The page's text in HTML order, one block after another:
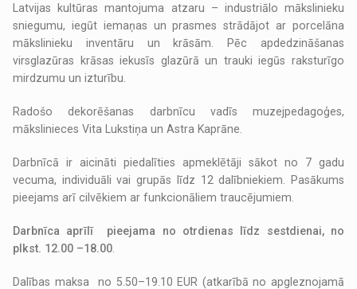
Latvijas kultūras mantojuma atzaru – industriālo mākslinieku
sniegumu, iegūt iemaņas un prasmes strādājot ar porcelāna
mākslinieku inventāru un krāsām. Pēc apdedzināšanas
virsglazūras krāsas iekusīs glazūrā un trauki iegūs raksturīgo
mirdzumu un izturību.
Radošo dekorēšanas darbnīcu vadīs muzejpedagoģes,
mākslinieces Vita Lukstiņa un Astra Kaprāne.
Darbnīcā ir aicināti piedalīties apmeklētāji sākot no 7 gadu
vecuma, individuāli vai grupās līdz 12 dalībniekiem. Pasākums
pieejams arī cilvēkiem ar funkcionāliem traucējumiem.
Darbnīca aprīlī pieejama no otrdienas līdz sestdienai, no
plkst. 12.00 –18.00
Dalības maksa no 5.50–19.10 EUR (atkarībā no apgleznojamā